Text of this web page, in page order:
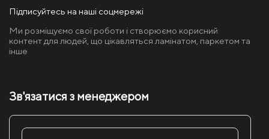
Підписуйтесь на наші соцмережі
Ми розміщуємо свої роботи і створюємо корисний
контент для людей, що цікавляться ламінатом, паркетом та
інше
Зв'язатися з менеджером